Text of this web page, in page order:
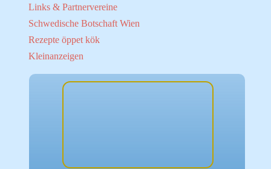
Links & Partnervereine
Schwedische Botschaft Wien
Rezepte öppet kök
Kleinanzeigen